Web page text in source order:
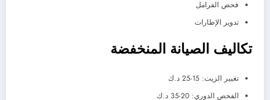
فحص الفرامل
تدوير الإطارات
تكاليف الصيانة المنخفضة
تغيير الزيت: 15-25 د.ك
الفحص الدوري: 20-35 د.ك